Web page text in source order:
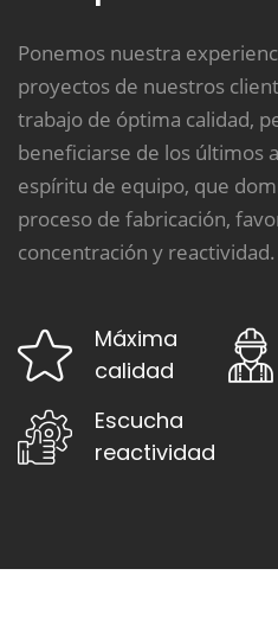
Ponemos nuestra
proyectos de nuestros
trabajo de óptima calidad,
beneficiarse de los últimos
espíritu de equipo, que
proceso de fabricación,
concentración y reactividad.
Máxima
calidad
Escucha
reactividad